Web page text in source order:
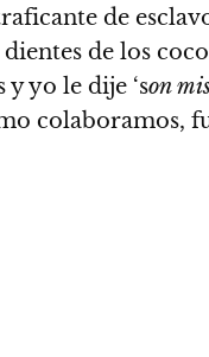
de
de los
yo le dije ‘son
colaboramos,